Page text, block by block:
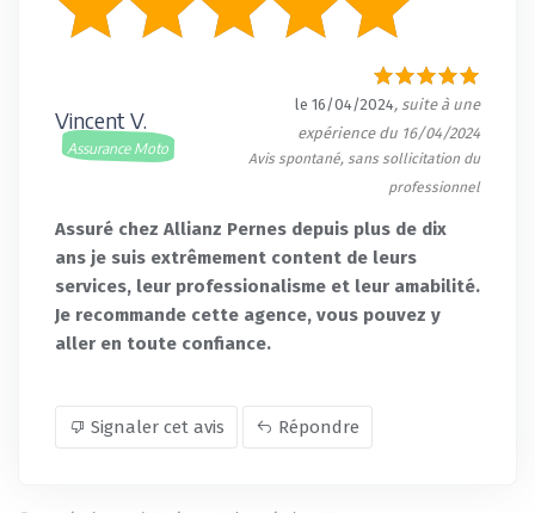
Vincent V.
Assurance Moto
le 16/04/2024, suite à une
expérience du 16/04/2024
Avis spontané, sans sollicitation du
professionnel
Assuré chez Allianz Pernes depuis plus de dix
ans je suis extrêmement content de leurs
services, leur professionalisme et leur amabilité.
Je recommande cette agence, vous pouvez y
aller en toute confiance.
Signaler cet avis Répondre